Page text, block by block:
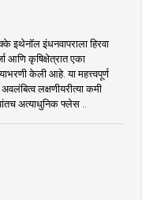
इंधनवापराला हिरवा
आणि कृषिक्षेत्रात एका
केली आहे. या महत्त्वपूर्ण
लक्षणीयरीत्या कमी
अत्याधुनिक फ्लेस ..